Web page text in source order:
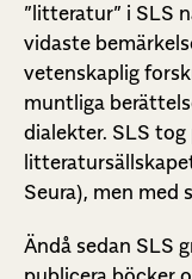
”litteratur” i SLS
vidaste
vetenskaplig
muntliga
dialekter. SLS
Seura), men med
Ändå sedan SLS